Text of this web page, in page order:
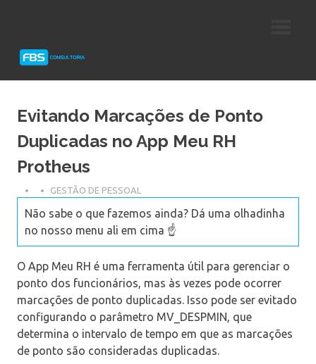
Protheus
Evitando Marcações de Ponto
Duplicadas no App Meu RH
Protheus
GESTÃO DE PESSOAL
Não sabe o que fazemos ainda? Dá uma olhadinha
no nosso menu ali em cima ☝️
O App Meu RH é uma ferramenta útil para gerenciar o
ponto dos funcionários, mas às vezes pode ocorrer
marcações de ponto duplicadas. Isso pode ser evitado
configurando o parâmetro MV_DESPMIN, que
determina o intervalo de tempo em que as marcações
de ponto são consideradas duplicadas.